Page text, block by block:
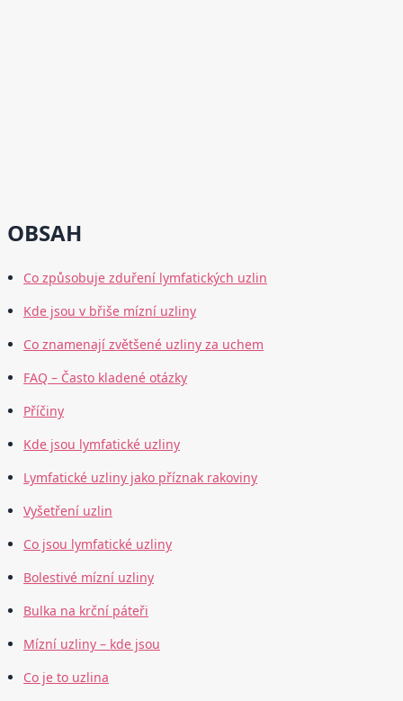
OBSAH
Co způsobuje zduření lymfatických uzlin
Kde jsou v břiše mízní uzliny
Co znamenají zvětšené uzliny za uchem
FAQ – Často kladené otázky
Příčiny
Kde jsou lymfatické uzliny
Lymfatické uzliny jako příznak rakoviny
Vyšetření uzlin
Co jsou lymfatické uzliny
Bolestivé mízní uzliny
Bulka na krční páteři
Mízní uzliny – kde jsou
Co je to uzlina